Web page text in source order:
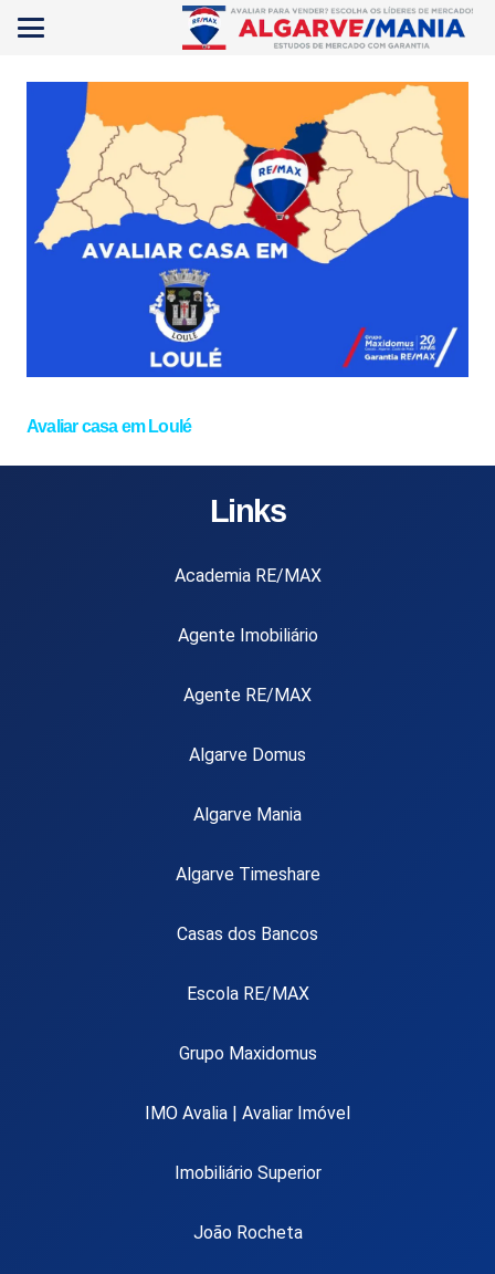
Avaliar casa em Loulé
Links
Academia RE/MAX
Agente Imobiliário
Agente RE/MAX
Algarve Domus
Algarve Mania
Algarve Timeshare
Casas dos Bancos
Escola RE/MAX
Grupo Maxidomus
IMO Avalia | Avaliar Imóvel
Imobiliário Superior
João Rocheta